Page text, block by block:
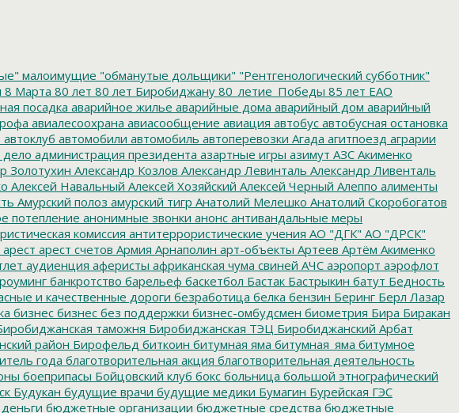
малоимущие "обманутые дольщики" "Рентгенологический субботник"
8 Марта 80 лет 80 лет Биробиджану 80_летие_Победы 85 лет ЕАО
посадка аварийное жилье аварийные дома аварийный дом аварийный
авиалесоохрана авиасообщение авиация автобус автобусная остановка
автоклуб автомобили автомобиль автоперевозки Агада агитпоезд аграрии
дело администрация президента азартные игры азимут АЗС Акименко
Золотухин Александр Козлов Александр Левинталь Александр Ливенталь
Алексей Навальный Алексей Хозяйский Алексей Черный Алеппо алименты
Амурский полоз амурский тигр Анатолий Мелешко Анатолий Скоробогатов
потепление анонимные звонки анонс антивандальные меры
комиссия антитеррористические учения АО "ДГК" АО "ДРСК"
арест арест счетов Армия Арнаполин арт-объекты Артеев Артём Акименко
аудиенция аферисты африканская чума свиней АЧС аэропорт аэрофлот
банкротство барельеф баскетбол Бастак Бастрыкин батут Бедность
и качественные дороги безработица белка бензин Беринг Берл Лазар
бизнес бизнес без поддержки бизнес-омбудсмен биометрия Бира Биракан
таможня Биробиджанская ТЭЦ Биробиджанский Арбат
район Бирофельд биткоин битумная яма битумная_яма битумное
года благотворительная акция благотворительная деятельность
боеприпасы Бойцовский клуб бокс больница большой этнографический
Будукан будущие врачи будущие медики Бумагин Бурейская ГЭС
бюджетные организации бюджетные средства бюджетные